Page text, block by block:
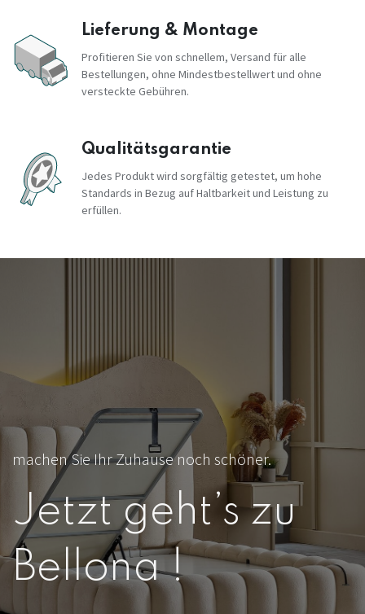
Lieferung & Montage
Profitieren Sie von schnellem, Versand für alle
Bestellungen, ohne Mindestbestellwert und ohne
versteckte Gebühren.
Qualitätsgarantie
Jedes Produkt wird sorgfältig getestet, um hohe
Standards in Bezug auf Haltbarkeit und Leistung zu
erfüllen.
machen Sie Ihr Zuhause noch schöner.
Jetzt geht’s zu
Bellona !